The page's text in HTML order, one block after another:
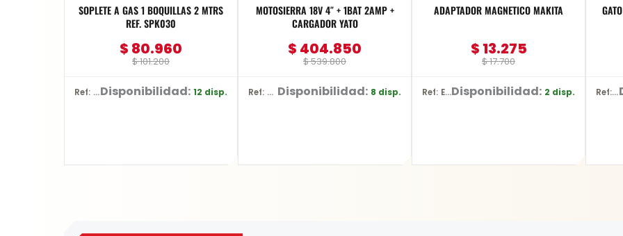
SOPLETE A GAS 1 BOQUILLAS 2 MTRS
REF. SPK030
$101.200
$ 80.960
Ref: SPK030Disponibilidad: 12 disp.
MOTOSIERRA 18V 4″ + 1BAT 2AMP +
CARGADOR YATO
$539.800
$ 404.850
Ref: YT-828135 Disponibilidad: 8 disp.
ADAPTADOR MAGNETICO MAKITA
$17.700
$ 13.275
Ref: E-03442Disponibilidad: 2 disp.
GATO
Ref: BR10